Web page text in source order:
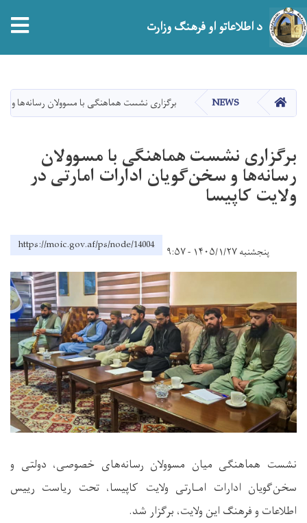
دانګل
د اطلاعاتو او فرهنګ وزارت
HOME
NEWS برگزاری نشست‌ هماهنگی با مسوولان رسانه‌ها و
برگزاری نشست‌ هماهنگی با مسوولان
رسانه‌ها و سخن‌گویان ادارات امارتی در
ولایت کاپیسا
پنجشنبه ۱۴۰۵/۱/۲۷ - ۹:۵۷ https://moic.gov.af/ps/node/14004
نشست هماهنگی میان مسوولان رسانه‌های خصوصی، دولتی و
سخن‌گویان ادارات امـارتی ولایت کاپیسا، تحت ریاست رییس
اطلاعات و فرهنگ این ولایت، برگزار شد.